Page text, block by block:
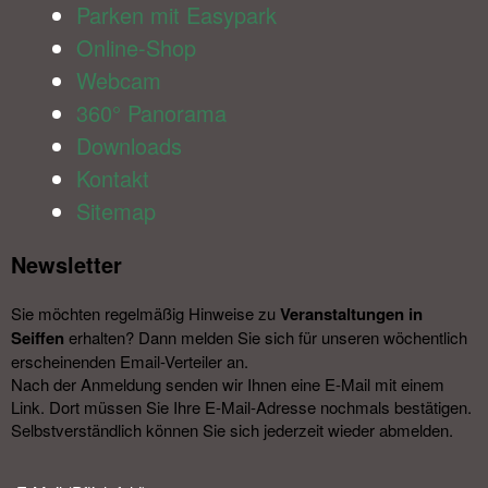
Parken mit Easypark
Online-Shop
Webcam
360° Panorama
Downloads
Kontakt
Sitemap
Newsletter​
Sie möchten regelmäßig Hinweise zu Veranstal­tungen in
Seiffen erhalten? Dann melden Sie sich für unseren wöchentlich
erscheinenden Email-Verteiler an.
Nach der Anmeldung senden wir Ihnen eine E-Mail mit einem
Link. Dort müssen Sie Ihre E-Mail-Adresse nochmals bestätigen.
Selbstverständlich können Sie sich jederzeit wieder abmelden.​